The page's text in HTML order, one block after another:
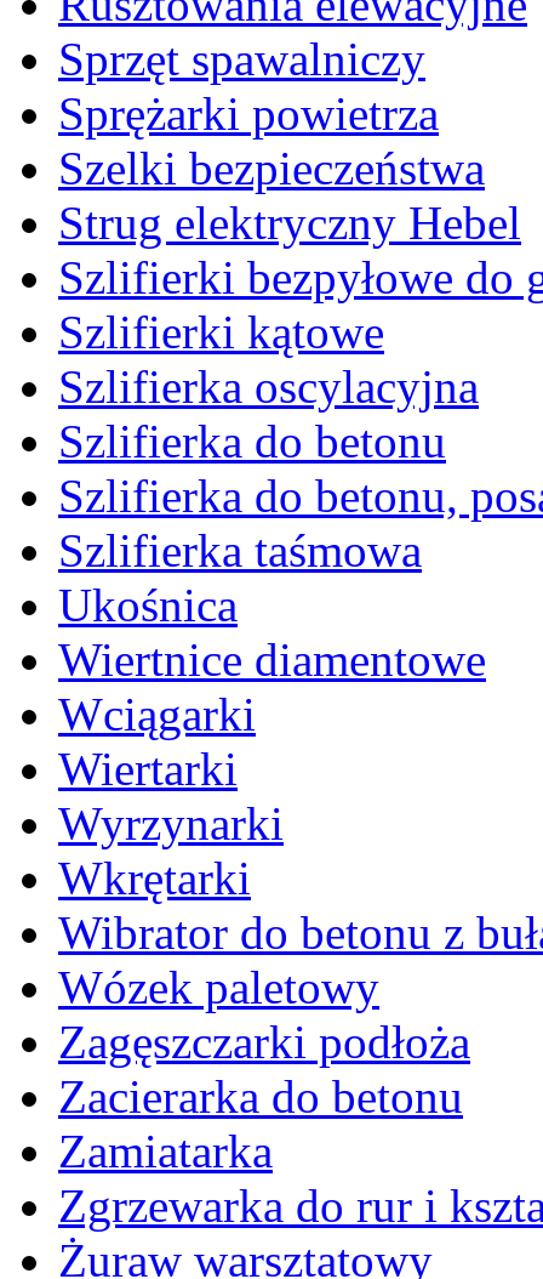
Sprzęt spawalniczy
Sprężarki powietrza
Szelki bezpieczeństwa
Strug elektryczny Hebel
Szlifierki bezpyłowe do
Szlifierki kątowe
Szlifierka oscylacyjna
Szlifierka do betonu
Szlifierka do betonu,
Szlifierka taśmowa
Ukośnica
Wiertnice diamentowe
Wciągarki
Wiertarki
Wyrzynarki
Wkrętarki
Wibrator do betonu z
Wózek paletowy
Zagęszczarki podłoża
Zacierarka do betonu
Zamiatarka
Zgrzewarka do rur i
Żuraw warsztatowy